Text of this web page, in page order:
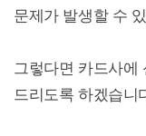
문제가 발생할 수
그렇다면 카드사에
드리도록 하겠습니